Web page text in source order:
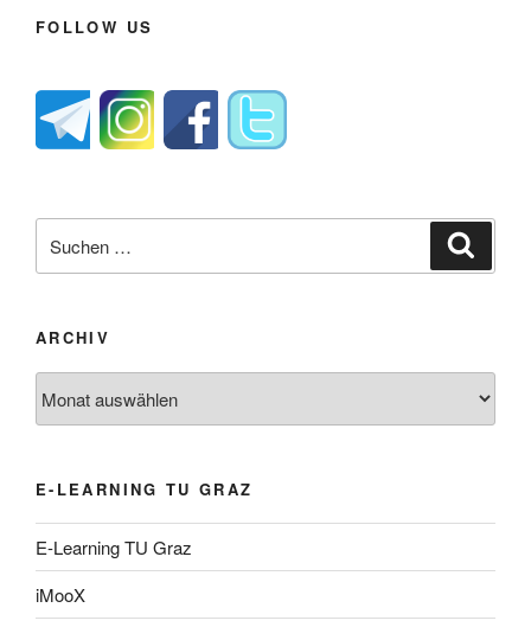
FOLLOW US
nach:
ARCHIV
E-LEARNING TU GRAZ
E-Learning TU Graz
iMooX